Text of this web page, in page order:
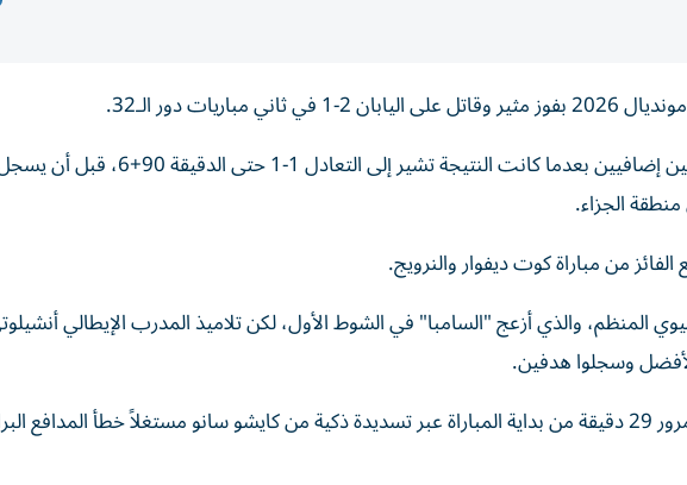
وكانت المباراة الحماسية تتجه إلى شوطين إضافيين بعدما كانت النتيجة تشير إلى
الجزاء.
المنظم، والذي أزعج "السامبا" في الشوط الأول، لكن تلاميذ المدرب الإيطالي
وسجلوا هدفين.
وافتتح المنتخب الياباني التسجيل بعد مرور 29 دقيقة من بداية المباراة عبر تسديدة ذكية من كايشو سانو مستغلاً خطأ المدافع